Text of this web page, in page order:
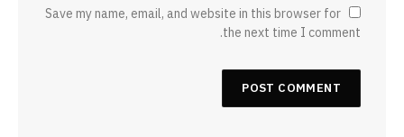
Save my name, email, and website in this browser for
the next time I comment.